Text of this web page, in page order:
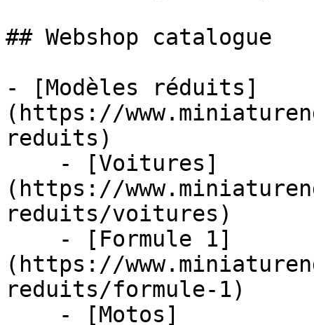
## Webshop catalogue
- [Modèles réduits]
(https://
reduits)
(https://
reduits/voitures)
(https://
reduits/formule-1)